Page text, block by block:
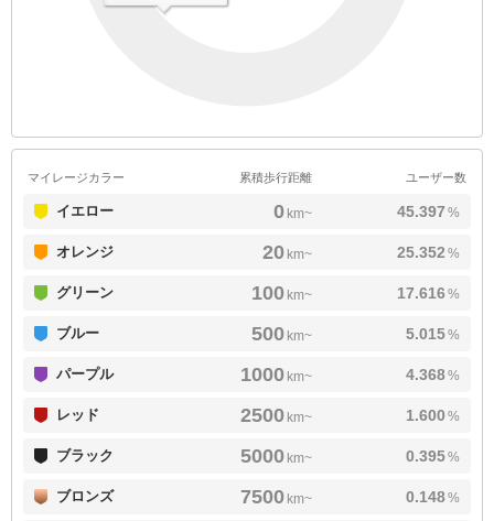
マイレージカラー 累積歩行距離 ユーザー数
イエロー 0 km~ 45.397 %
オレンジ 20 km~ 25.352 %
グリーン 100 km~ 17.616%
ブルー 500 km~ 5.015%
パープル 1000 km~ 4.368%
レッド 2500 km~ 1.600 %
ブラック 5000 km~ 0.395%
ブロンズ 7500 km~ 0.148%